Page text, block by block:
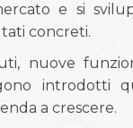
e si
concreti.
nuove
introdotti
a crescere.